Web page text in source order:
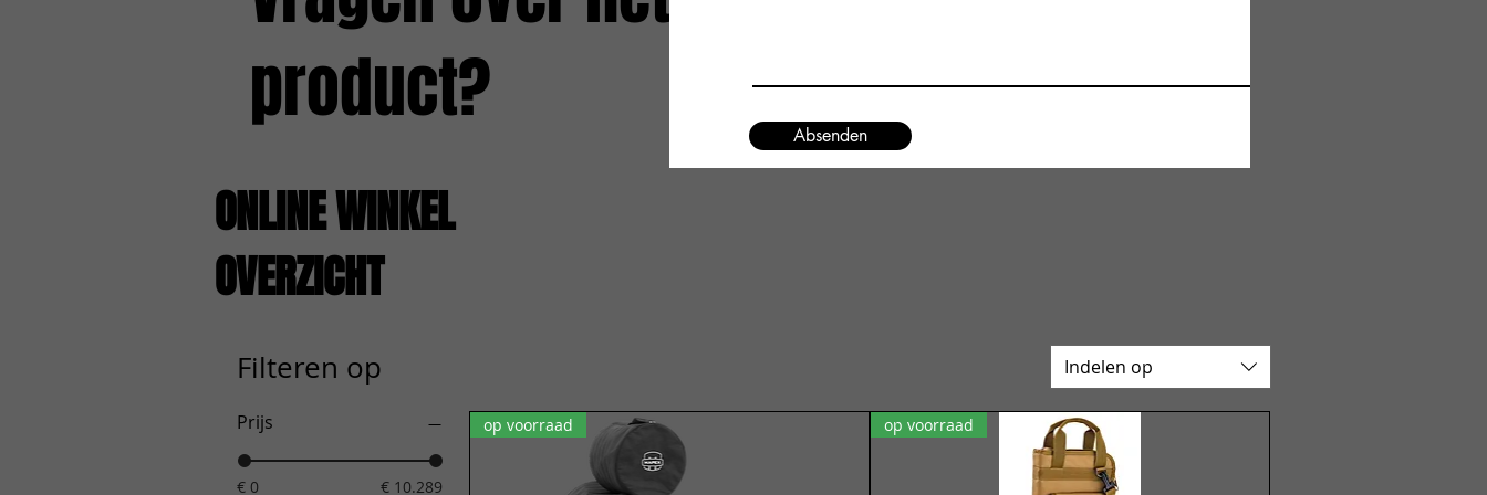
product?
Absenden
ONLINE WINKEL
OVERZICHT
Filteren op
Prijs
€ 0 € 10.289
Indelen op
op voorraad op voorraad